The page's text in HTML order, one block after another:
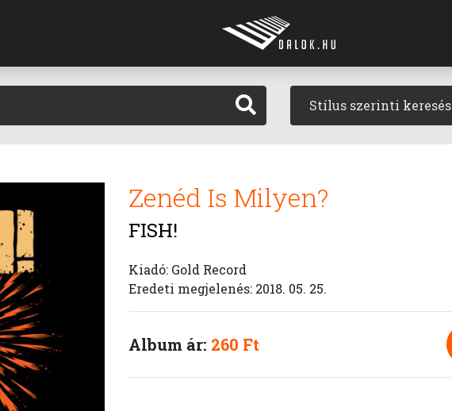
Stílus szerinti keresés
Zenéd Is Milyen?
FISH!
Kiadó: Gold Record
Eredeti megjelenés: 2018. 05. 25.
Album ár: 260 Ft